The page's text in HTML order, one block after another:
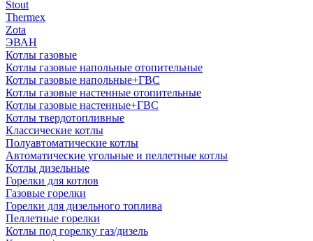
Stout
Thermex
Zota
ЭВАН
Котлы газовые
Котлы газовые напольные отопительные
Котлы газовые напольные+ГВС
Котлы газовые настенные отопительные
Котлы газовые настенные+ГВС
Котлы твердотопливные
Классические котлы
Полуавтоматические котлы
Автоматические угольные и пеллетные котлы
Котлы дизельные
Горелки для котлов
Газовые горелки
Горелки для дизельного топлива
Пеллетные горелки
Котлы под горелку газ/дизель